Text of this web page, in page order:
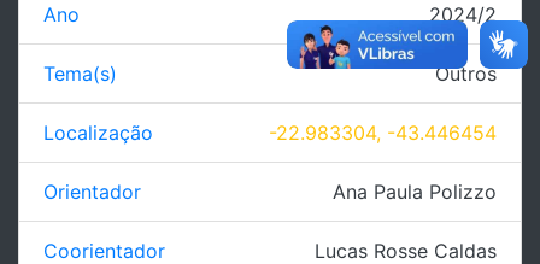
Ano 2024/2
Tema(s) Outros
Localização -22.983304, -43.446454
Orientador Ana Paula Polizzo
Coorientador Lucas Rosse Caldas